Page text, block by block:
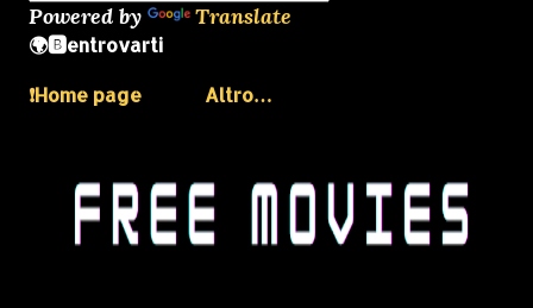
Powered by Translate
🌍🅱️entrovarti
❗️Home page
Altro…